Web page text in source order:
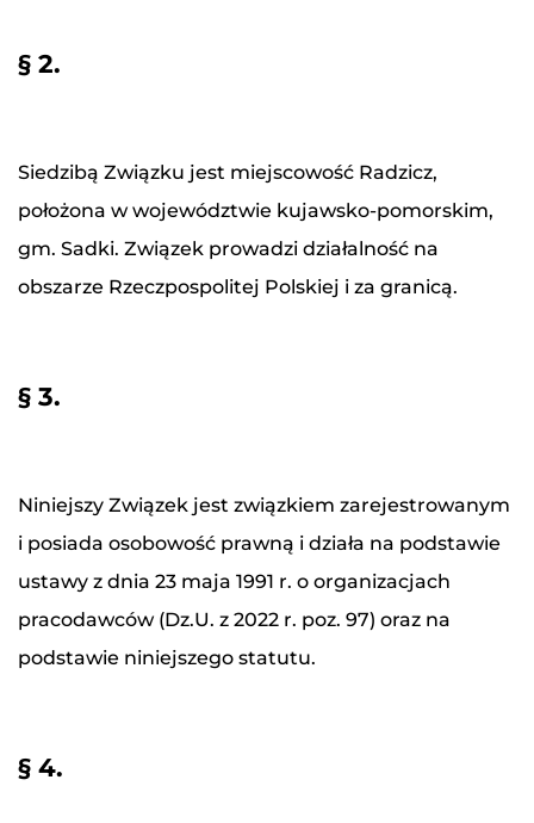
§ 2.
Siedzibą Związku jest miejscowość Radzicz,
położona w województwie kujawsko-pomorskim,
gm. Sadki. Związek prowadzi działalność na
obszarze Rzeczpospolitej Polskiej i za granicą.
§ 3.
Niniejszy Związek jest związkiem zarejestrowanym
i posiada osobowość prawną i działa na podstawie
ustawy z dnia 23 maja 1991 r. o organizacjach
pracodawców (Dz.U. z 2022 r. poz. 97) oraz na
podstawie niniejszego statutu.
§ 4.